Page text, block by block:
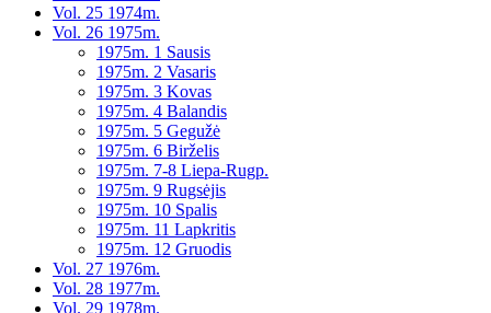
Vol. 25 1974m.
Vol. 26 1975m.
1975m. 1 Sausis
1975m. 2 Vasaris
1975m. 3 Kovas
1975m. 4 Balandis
1975m. 5 Gegužė
1975m. 6 Birželis
1975m. 7-8 Liepa-Rugp.
1975m. 9 Rugsėjis
1975m. 10 Spalis
1975m. 11 Lapkritis
1975m. 12 Gruodis
Vol. 27 1976m.
Vol. 28 1977m.
Vol. 29 1978m.